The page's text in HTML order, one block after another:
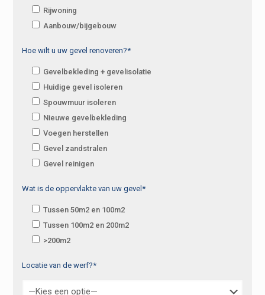
Rijwoning
Aanbouw/bijgebouw
Hoe wilt u uw gevel renoveren?*
Gevelbekleding + gevelisolatie
Huidige gevel isoleren
Spouwmuur isoleren
Nieuwe gevelbekleding
Voegen herstellen
Gevel zandstralen
Gevel reinigen
Wat is de oppervlakte van uw gevel*
Tussen 50m2 en 100m2
Tussen 100m2 en 200m2
>200m2
Locatie van de werf?*